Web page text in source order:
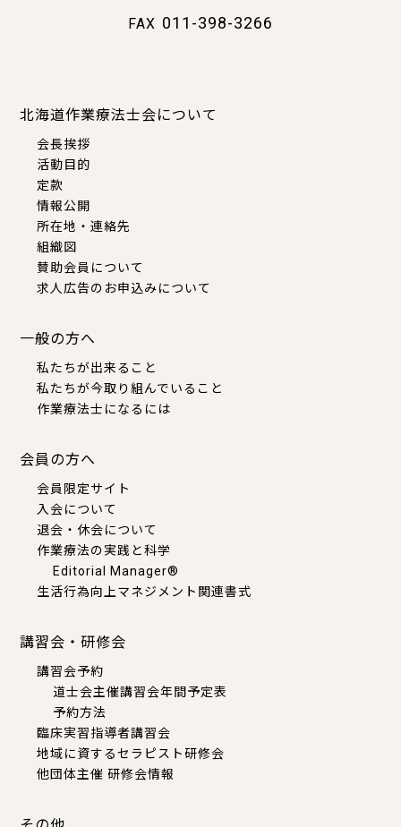
FAX 011-398-3266
北海道作業療法士会について
会長挨拶
活動目的
定款
情報公開
所在地・連絡先
組織図
賛助会員について
求人広告のお申込みについて
一般の方へ
私たちが出来ること
私たちが今取り組んでいること
作業療法士になるには
会員の方へ
会員限定サイト
入会について
退会・休会について
作業療法の実践と科学
Editorial Manager®
生活行為向上マネジメント関連書式
講習会・研修会
講習会予約
道士会主催講習会年間予定表
予約方法
臨床実習指導者講習会
地域に資するセラピスト研修会
他団体主催 研修会情報